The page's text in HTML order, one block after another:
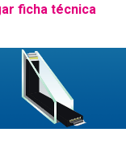
ficha técnica